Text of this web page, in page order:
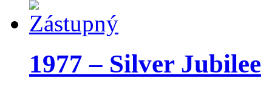
1977 – Silver Jubilee